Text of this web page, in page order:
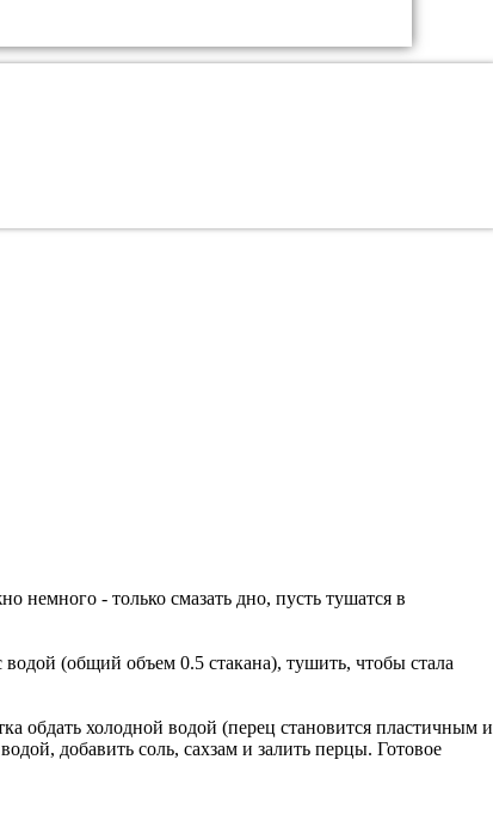
немного - только смазать дно, пусть тушатся в
(общий объем 0.5 стакана), тушить, чтобы стала
обдать холодной водой (перец становится пластичным и
добавить соль, сахзам и залить перцы. Готовое